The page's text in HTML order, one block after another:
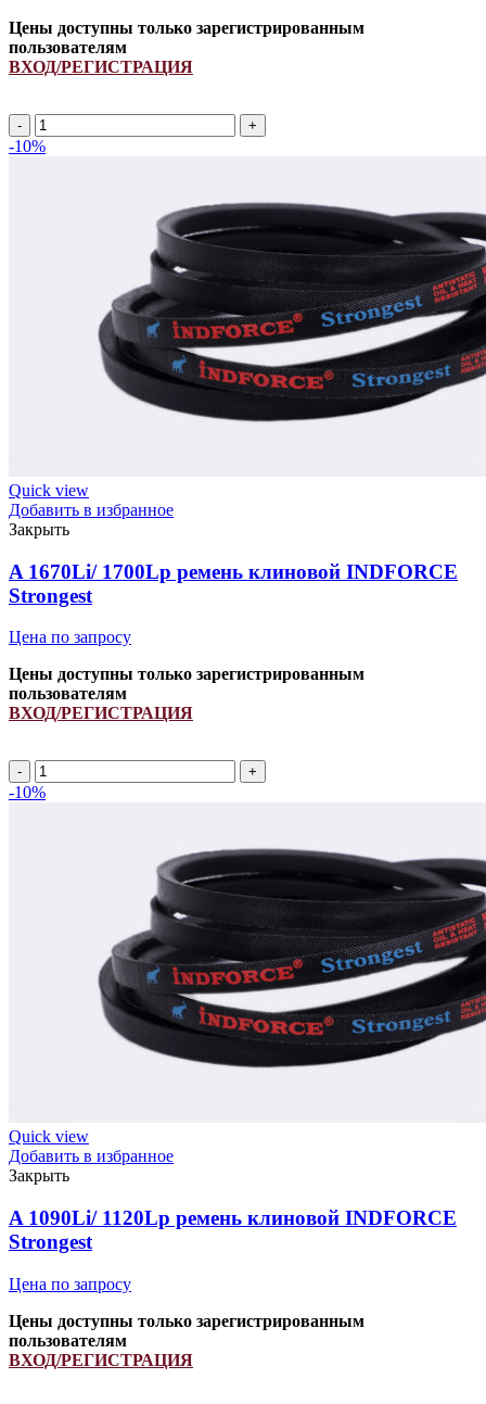
Цены доступны только зарегистрированным
пользователям
ВХОД/РЕГИСТРАЦИЯ
Ремень
661244.0/
-10%
Quick view
Добавить в избранное
Закрыть
A 1670Li/ 1700Lp ремень клиновой INDFORCE
Strongest
Цена по запросу
Цены доступны только зарегистрированным
пользователям
ВХОД/РЕГИСТРАЦИЯ
A
1670Li/
-10%
Quick view
Добавить в избранное
Закрыть
A 1090Li/ 1120Lp ремень клиновой INDFORCE
Strongest
Цена по запросу
Цены доступны только зарегистрированным
пользователям
ВХОД/РЕГИСТРАЦИЯ